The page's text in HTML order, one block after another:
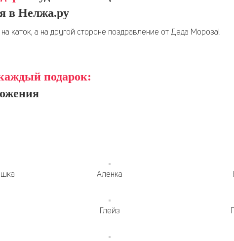
в Нелжа.ру
каток, а на другой стороне поздравление от Деда Мороза!
подарок:
Аленка
Глейз